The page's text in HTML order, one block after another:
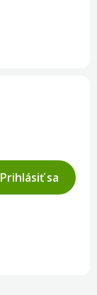
Prihlásiť sa